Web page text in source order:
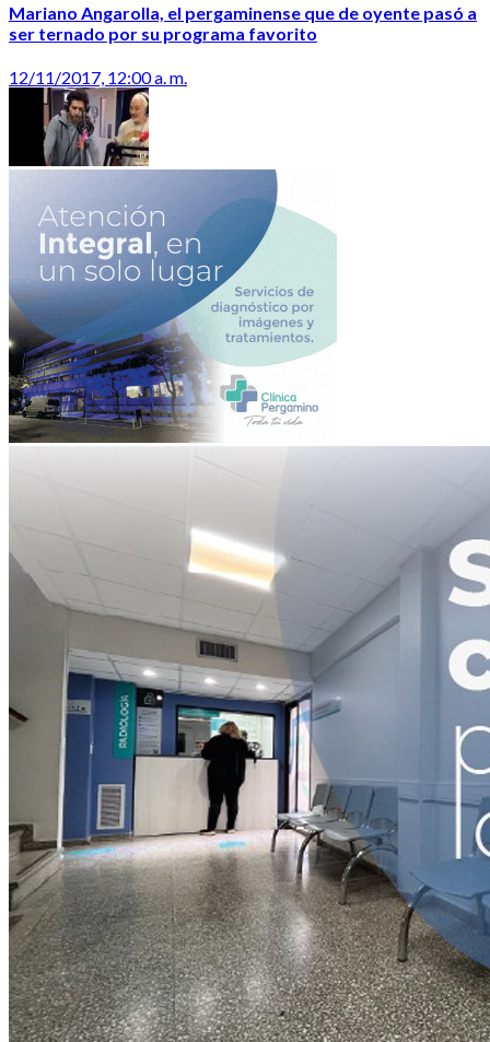
Mariano Angarolla, el pergaminense que de oyente pasó a
ser ternado por su programa favorito
12/11/2017, 12:00 a. m.